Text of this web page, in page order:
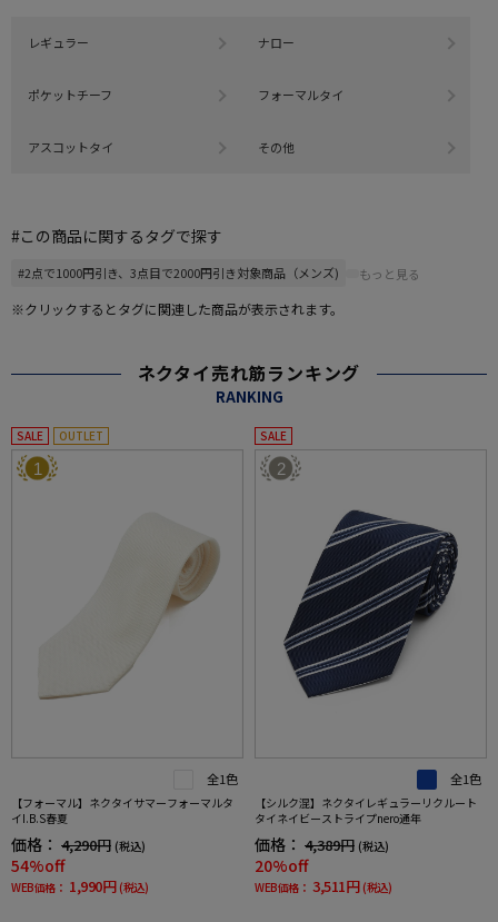
レギュラー ナロー
ポケットチーフ フォーマルタイ
アスコットタイ その他
#この商品に関するタグで探す
#2点で1000円引き、3点目で2000円引き対象商品（メンズ) もっと見る
※クリックするとタグに関連した商品が表示されます。
ネクタイ売れ筋ランキング
RANKING
SALE OUTLET
1
全1色
【フォーマル】ネクタイサマーフォーマルタ
イI.B.S春夏
価格： 4,290円 (税込)
54%off
WEB価格： 1,990円 (税込)
SALE
2
全1色
【シルク混】ネクタイレギュラーリクルート
タイネイビーストライプnero通年
価格： 4,389円 (税込)
20%off
WEB価格： 3,511円 (税込)